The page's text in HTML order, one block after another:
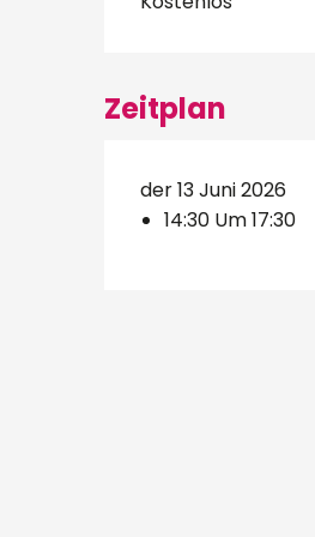
Zeitplan
der 13 Juni 2026
14:30 Um 17:30